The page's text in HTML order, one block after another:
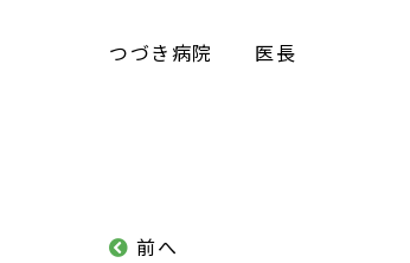
つづき病院 医長
前へ